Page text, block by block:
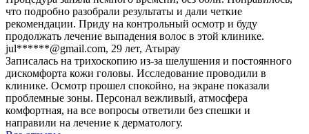
что подробно разобрали результаты и дали четкие
рекомендации. Приду на контрольный осмотр и буду
продолжать лечение выпадения волос в этой клинике.
jul******@gmail.com, 29 лет, Атырау
Записалась на трихоскопию из-за шелушения и постоянного
дискомфорта кожи головы. Исследование проводили в
клинике. Осмотр прошел спокойно, на экране показали
проблемные зоны. Персонал вежливый, атмосфера
комфортная, на все вопросы ответили без спешки и
направили на лечение к дерматологу.